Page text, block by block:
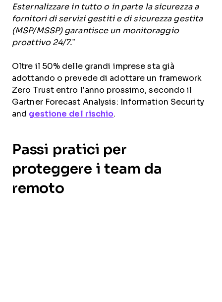
Esternalizzare in tutto o in parte la sicurezza a
fornitori di servizi gestiti e di sicurezza gestita
(MSP/MSSP) garantisce un monitoraggio
proattivo 24/7.”
Oltre il 50% delle grandi imprese sta già
adottando o prevede di adottare un framework
Zero Trust entro l’anno prossimo, secondo il
Gartner Forecast Analysis: Information Security
and gestione del rischio.
Passi pratici per
proteggere i team da
remoto